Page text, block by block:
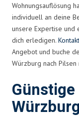
Wohnungsauflösung
individuell an deine
unsere Expertise und
dich erledigen.
Angebot und buche
Würzburg nach